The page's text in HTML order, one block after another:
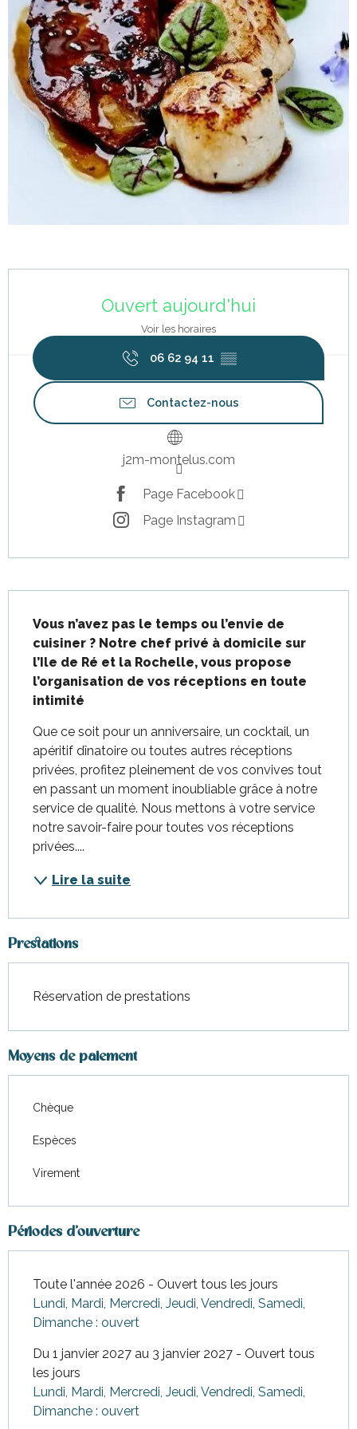
Ouvert aujourd'hui
Voir les horaires
06 62 94 11 ▒▒
Contactez-nous
j2m-montelus.com
Page Facebook
Page Instagram
Vous n’avez pas le temps ou l’envie de
cuisiner ? Notre chef privé à domicile sur
l’Ile de Ré et la Rochelle, vous propose
l’organisation de vos réceptions en toute
intimité
Que ce soit pour un anniversaire, un cocktail, un
apéritif dînatoire ou toutes autres réceptions
privées, profitez pleinement de vos convives tout
en passant un moment inoubliable grâce à notre
service de qualité. Nous mettons à votre service
notre savoir-faire pour toutes vos réceptions
privées....
Lire la suite
Prestations
Réservation de prestations
Moyens de paiement
Chèque
Espèces
Virement
Périodes d'ouverture
Toute l'année 2026 - Ouvert tous les jours
Lundi, Mardi, Mercredi, Jeudi, Vendredi, Samedi,
Dimanche : ouvert
Du 1 janvier 2027 au 3 janvier 2027 - Ouvert tous
les jours
Lundi, Mardi, Mercredi, Jeudi, Vendredi, Samedi,
Dimanche : ouvert